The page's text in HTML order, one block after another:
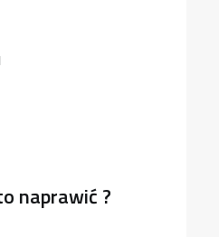
naprawić ?